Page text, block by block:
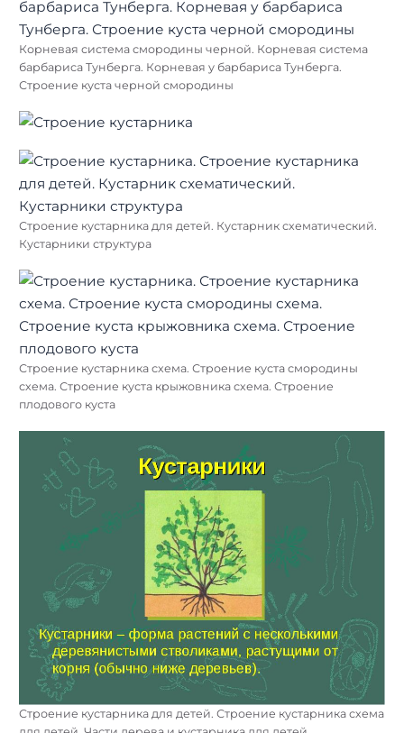
Корневая система смородины черной. Корневая система
барбариса Тунберга. Корневая у барбариса Тунберга.
Строение куста черной смородины
Строение кустарника для детей. Кустарник схематический.
Кустарники структура
Строение кустарника схема. Строение куста смородины
схема. Строение куста крыжовника схема. Строение
плодового куста
Строение кустарника для детей. Строение кустарника схема